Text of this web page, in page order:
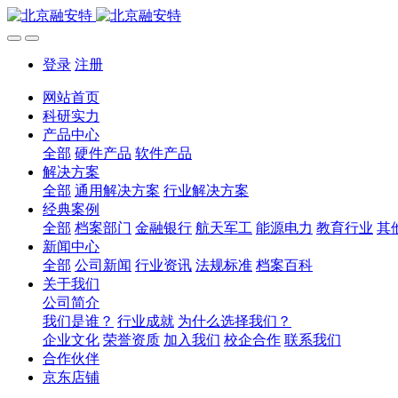
登录 注册
网站首页
科研实力
产品中心
全部 硬件产品 软件产品
解决方案
全部 通用解决方案 行业解决方案
经典案例
全部 档案部门 金融银行 航天军工 能源电力 教育行业 其
新闻中心
全部 公司新闻 行业资讯 法规标准 档案百科
关于我们
公司简介
我们是谁？ 行业成就 为什么选择我们？
企业文化 荣誉资质 加入我们 校企合作 联系我们
合作伙伴
京东店铺